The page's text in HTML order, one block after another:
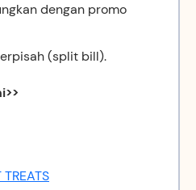
dengan promo
(split bill).